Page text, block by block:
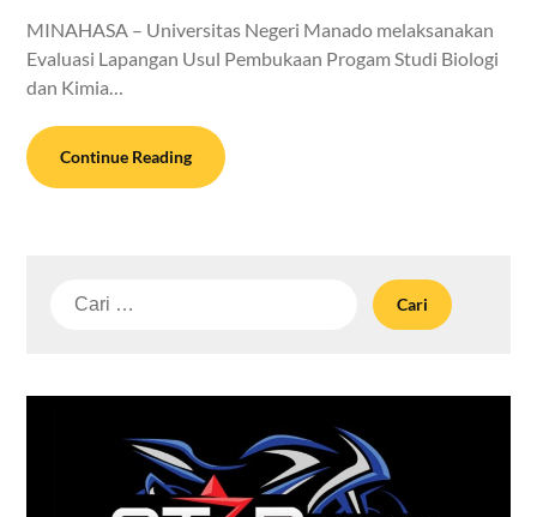
MINAHASA – Universitas Negeri Manado melaksanakan
Evaluasi Lapangan Usul Pembukaan Progam Studi Biologi
dan Kimia…
Continue Reading
Cari